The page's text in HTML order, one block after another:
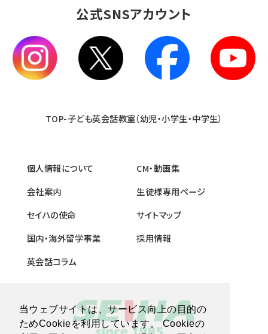
当ウェブサイトは、サービス向上の目的の
ためCookieを利用しています。 Cookieの
公式SNSアカウント
TOP-子ども英会話教室（幼児・小学生・中学生）
個人情報について
会社案内
セイハの使命
国内・海外留学事業
英会話コラム
CM・動画集
生徒様専用ページ
サイトマップ
採用情報